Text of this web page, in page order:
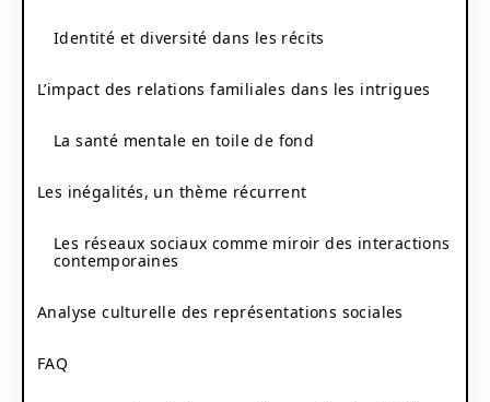
Identité et diversité dans les récits
L’impact des relations familiales dans les intrigues
La santé mentale en toile de fond
Les inégalités, un thème récurrent
Les réseaux sociaux comme miroir des interactions
contemporaines
Analyse culturelle des représentations sociales
FAQ